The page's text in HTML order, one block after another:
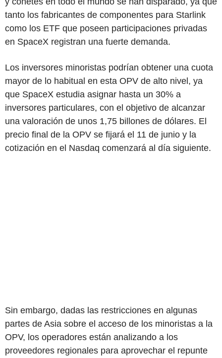
tanto los fabricantes de componentes para Starlink
como los ETF que poseen participaciones privadas
en SpaceX registran una fuerte demanda.
Los inversores minoristas podrían obtener una cuota
mayor de lo habitual en esta OPV de alto nivel, ya
que SpaceX estudia asignar hasta un 30% a
inversores particulares, con el objetivo de alcanzar
una valoración de unos 1,75 billones de dólares. El
precio final de la OPV se fijará el 11 de junio y la
cotización en el Nasdaq comenzará al día siguiente.
Sin embargo, dadas las restricciones en algunas
partes de Asia sobre el acceso de los minoristas a la
OPV, los operadores están analizando a los
proveedores regionales para aprovechar el repunte